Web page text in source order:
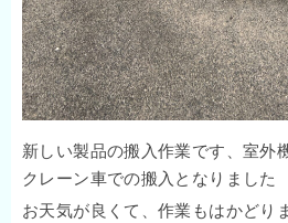
新しい製品の搬入作業です、室外
クレーン車での搬入となりました
お天気が良くて、作業もはかどり